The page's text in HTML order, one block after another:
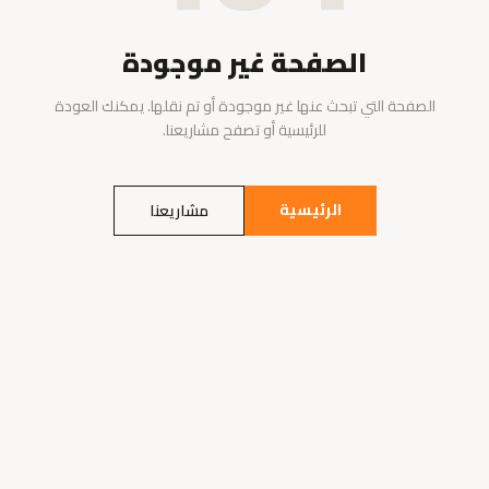
الصفحة غير موجودة
الصفحة التي تبحث عنها غير موجودة أو تم نقلها. يمكنك العودة
للرئيسية أو تصفح مشاريعنا.
الرئيسية مشاريعنا